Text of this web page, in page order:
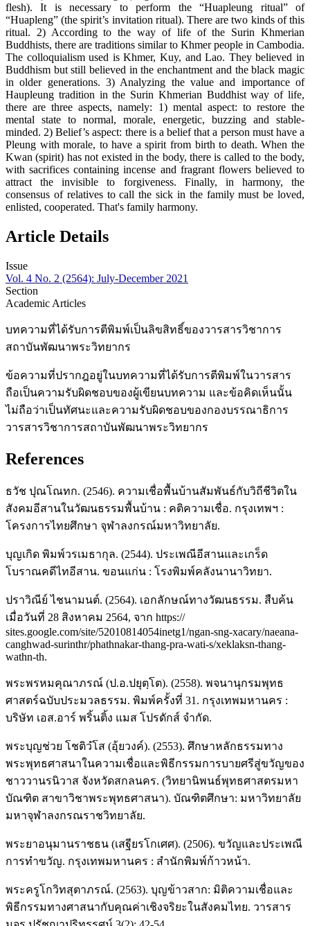
flesh). It is necessary to perform the “Huapleung ritual” of
“Huapleng” (the spirit’s invitation ritual). There are two kinds of this
ritual. 2) According to the way of life of the Surin Khmerian
Buddhists, there are traditions similar to Khmer people in Cambodia.
The colloquialism used is Khmer, Kuy, and Lao. They believed in
Buddhism but still believed in the enchantment and the black magic
in older generations. 3) Analyzing the value and importance of
Haupleung tradition in the Surin Khmerian Buddhist way of life,
there are three aspects, namely: 1) mental aspect: to restore the
mental state to normal, morale, energetic, buzzing and stable-
minded. 2) Belief’s aspect: there is a belief that a person must have a
Pleung with morale, to have a spirit from birth to death. When the
Kwan (spirit) has not existed in the body, there is called to the body,
with sacrifices containing incense and fragrant flowers believed to
attract the invisible to forgiveness. Finally, in harmony, the
consensus of relatives to call the sick in the family must be loved,
enlisted, cooperated. That's family harmony.
Article Details
Issue
Vol. 4 No. 2 (2564): July-December 2021
Section
Academic Articles
บทความที่ได้รับการตีพิมพ์เป็นลิขสิทธิ์ของวารสารวิชาการ
สถาบันพัฒนาพระวิทยากร
ข้อความที่ปรากฎอยู่ในบทความที่ได้รับการตีพิมพ์ในวารสาร
ถือเป็นความรับผิดชอบของผู้เขียนบทความ และข้อคิดเห็นนั้น
ไม่ถือว่าเป็นทัศนะและความรับผิดชอบของกองบรรณาธิการ
วารสารวิชาการสถาบันพัฒนาพระวิทยากร
References
ธวัช ปุณโณทก. (2546). ความเชื่อพื้นบ้านสัมพันธ์กับวิถีชีวิตใน
สังคมอีสานในวัฒนธรรมพื้นบ้าน : คติความเชื่อ. กรุงเทพฯ :
โครงการไทยศึกษา จุฬาลงกรณ์มหาวิทยาลัย.
บุญเกิด พิมพ์วรเมธากุล. (2544). ประเพณีอีสานและเกร็ด
โบราณคดีไทอีสาน. ขอนแก่น : โรงพิมพ์คลังนานาวิทยา.
ปราวิณีย์ ไชนามนต์. (2564). เอกลักษณ์ทางวัฒนธรรม. สืบค้น
เมื่อวันที่ 28 สิงหาคม 2564, จาก https://
sites.google.com/site/52010814054inetg1/ngan-sng-xacary/naeana-
canghwad-surinthr/phathnakar-thang-pra-wati-s/xeklaksn-thang-
wathn-th.
พระพรหมคุณาภรณ์ (ป.อ.ปยุตฺโต). (2558). พจนานุกรมพุทธ
ศาสตร์ฉบับประมวลธรรม. พิมพ์ครั้งที่ 31. กรุงเทพมหานคร :
บริษัท เอส.อาร์ พริ้นติ้ง แมส โปรดักส์ จำกัด.
พระบุญช่วย โชติวํโส (อุ้ยวงค์). (2553). ศึกษาหลักธรรมทาง
พระพุทธศาสนาในความเชื่อและพิธีกรรมการบายศรีสู่ขวัญของ
ชาววานรนิวาส จังหวัดสกลนคร. (วิทยานิพนธ์พุทธศาสตรมหา
บัณฑิต สาขาวิชาพระพุทธศาสนา). บัณฑิตศึกษา: มหาวิทยาลัย
มหาจุฬาลงกรณราชวิทยาลัย.
พระยาอนุมานราชธน (เสฐียรโกเศศ). (2506). ขวัญและประเพณี
การทำขวัญ. กรุงเทพมหานคร : สำนักพิมพ์ก้าวหน้า.
พระครูโกวิทสุตาภรณ์. (2563). บุญข้าวสาก: มิติความเชื่อและ
พิธีกรรมทางศาสนากับคุณค่าเชิงจริยะในสังคมไทย. วารสาร